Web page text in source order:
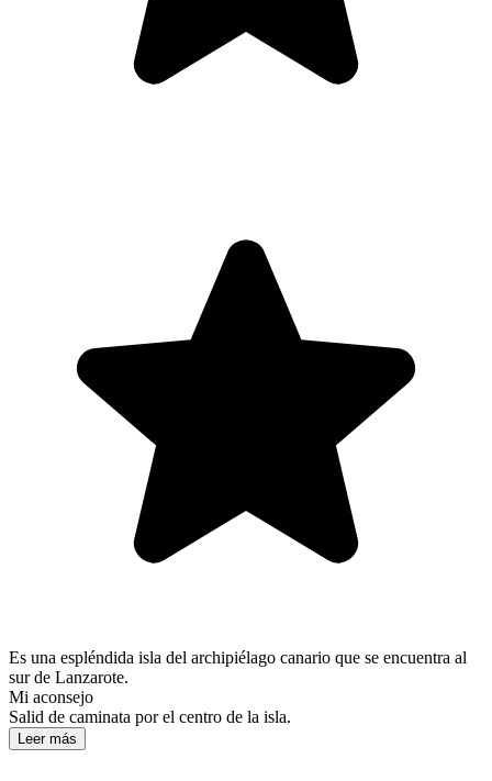
Es una espléndida isla del archipiélago canario que se encuentra al
sur de Lanzarote.
Mi aconsejo
Salid de caminata por el centro de la isla.
Leer más